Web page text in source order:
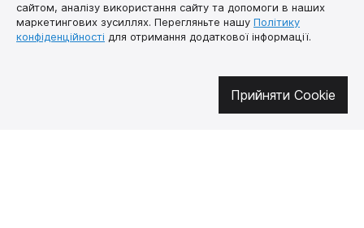
сайтом, аналізу використання сайту та допомоги в наших
маркетингових зусиллях. Перегляньте нашу Політику
конфіденційності для отримання додаткової інформації.
Прийняти Cookie